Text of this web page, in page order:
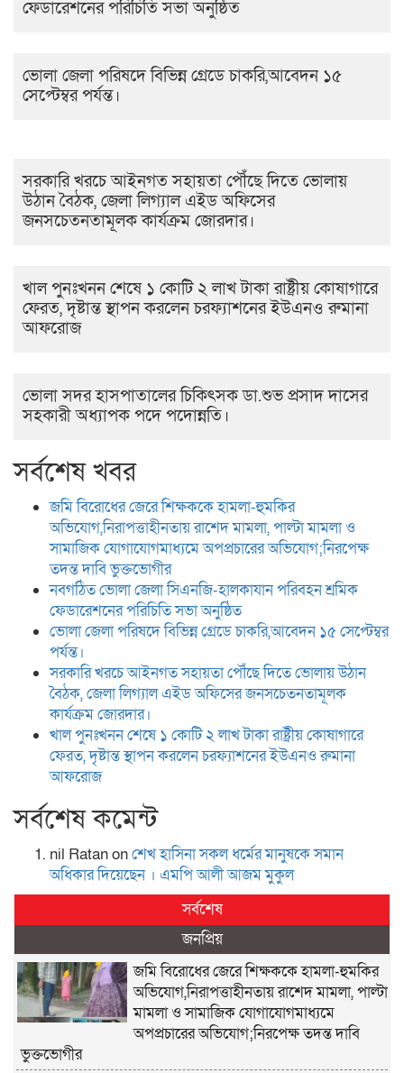
ফেডারেশনের পরিচিতি সভা অনুষ্ঠিত
ভোলা জেলা পরিষদে বিভিন্ন গ্রেডে চাকরি,আবেদন ১৫
সেপ্টেম্বর পর্যন্ত।
সরকারি খরচে আইনগত সহায়তা পৌঁছে দিতে ভোলায়
উঠান বৈঠক, জেলা লিগ্যাল এইড অফিসের
জনসচেতনতামূলক কার্যক্রম জোরদার।
খাল পুনঃখনন শেষে ১ কোটি ২ লাখ টাকা রাষ্ট্রীয় কোষাগারে
ফেরত, দৃষ্টান্ত স্থাপন করলেন চরফ্যাশনের ইউএনও রুমানা
আফরোজ
ভোলা সদর হাসপাতালের চিকিৎসক ডা.শুভ প্রসাদ দাসের
সহকারী অধ্যাপক পদে পদোন্নতি।
সর্বশেষ খবর
জমি বিরোধের জেরে শিক্ষককে হামলা-হুমকির
অভিযোগ,নিরাপত্তাহীনতায় রাশেদ মামলা, পাল্টা মামলা ও
সামাজিক যোগাযোগমাধ্যমে অপপ্রচারের অভিযোগ;নিরপেক্ষ
তদন্ত দাবি ভুক্তভোগীর
নবগঠিত ভোলা জেলা সিএনজি-হালকাযান পরিবহন শ্রমিক
ফেডারেশনের পরিচিতি সভা অনুষ্ঠিত
ভোলা জেলা পরিষদে বিভিন্ন গ্রেডে চাকরি,আবেদন ১৫ সেপ্টেম্বর
পর্যন্ত।
সরকারি খরচে আইনগত সহায়তা পৌঁছে দিতে ভোলায় উঠান
বৈঠক, জেলা লিগ্যাল এইড অফিসের জনসচেতনতামূলক
কার্যক্রম জোরদার।
খাল পুনঃখনন শেষে ১ কোটি ২ লাখ টাকা রাষ্ট্রীয় কোষাগারে
ফেরত, দৃষ্টান্ত স্থাপন করলেন চরফ্যাশনের ইউএনও রুমানা
আফরোজ
সর্বশেষ কমেন্ট
nil Ratanonশেখ হা‌সিনা সকল ধ‌র্মের মানু‌ষকে সমান
অ‌ধিকার দি‌য়ে‌ছেন । এম‌পি আলী আজম মুকুল
সর্বশেষ
জনপ্রিয়
জমি বিরোধের জেরে শিক্ষককে হামলা-হুমকির
অভিযোগ,নিরাপত্তাহীনতায় রাশেদ মামলা, পাল্টা
মামলা ও সামাজিক যোগাযোগমাধ্যমে
অপপ্রচারের অভিযোগ;নিরপেক্ষ তদন্ত দাবি
ভুক্তভোগীর